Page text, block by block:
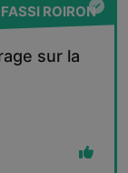
ROIRON
sur la